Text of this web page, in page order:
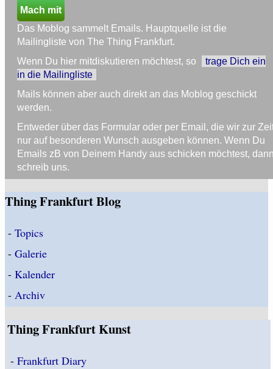
Mach mit
Das Moblog sammelt Emails. Hauptquelle ist die
Mailingliste von The Thing Frankfurt.
Wenn Du hier mitdiskutieren möchtest, so
trage Dich ein
in die Mailingliste
Mails können aber auch direkt an das Moblog geschickt
werden.
Entweder über das Formular oder per Email, die wir zur
nur auf besonderen Wunsch ausgeben können. Wenn Du
Emails zB von Deinem Handy aus schicken möchtest,
schreib uns.
Thing Frankfurt Blog
- Topics
- Galerie
- Kalender
- Archiv
Thing Frankfurt Kunst
-Frankfurt Diary